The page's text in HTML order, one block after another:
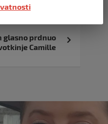
glasno prdnuo
Camille